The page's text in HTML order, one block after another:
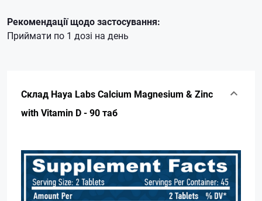
Рекомендації щодо застосування:
Приймати по 1 дозі на день
Склад Haya Labs Calcium Magnesium & Zinc
with Vitamin D - 90 таб